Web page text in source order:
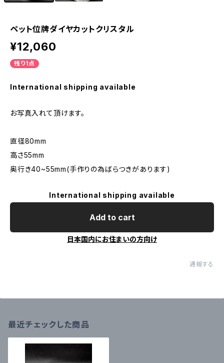
ペット位牌ダイヤカットクリスタル
¥12,060
残り1点
International shipping available
お写真入れて頂けます。
直径80mm
高さ55mm
奥行き40~55mm(手作りの為ばらつきがあります)
International shipping available
Add to cart
日本国内にお住まいの方向け
通報する
最近チェックした商品